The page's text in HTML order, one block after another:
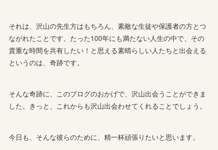
それは、沢山の先生方はもちろん、素敵な生徒や保護者の方とつ
ながれたことです。たった100年にも満たない人生の中で、その
貴重な時間を共有したい！と思える素晴らしい人たちと出会える
というのは、奇跡です。
そんな奇跡に、このブログのおかげで、沢山出会うことができま
した。きっと、これからも沢山出会わせてくれることでしょう。
今日も、そんな彼らのために、精一杯頑張りたいと思います。